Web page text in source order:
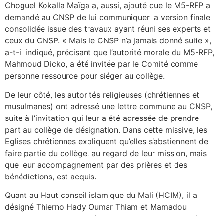
Choguel Kokalla Maïga a, aussi, ajouté que le M5-RFP a
demandé au CNSP de lui communiquer la version finale
consolidée issue des travaux ayant réuni ses experts et
ceux du CNSP. « Mais le CNSP n’a jamais donné suite »,
a-t-il indiqué, précisant que l’autorité morale du M5-RFP,
Mahmoud Dicko, a été invitée par le Comité comme
personne ressource pour siéger au collège.
De leur côté, les autorités religieuses (chrétiennes et
musulmanes) ont adressé une lettre commune au CNSP,
suite à l’invitation qui leur a été adressée de prendre
part au collège de désignation. Dans cette missive, les
Eglises chrétiennes expliquent qu’elles s’abstiennent de
faire partie du collège, au regard de leur mission, mais
que leur accompagnement par des prières et des
bénédictions, est acquis.
Quant au Haut conseil islamique du Mali (HCIM), il a
désigné Thierno Hady Oumar Thiam et Mamadou